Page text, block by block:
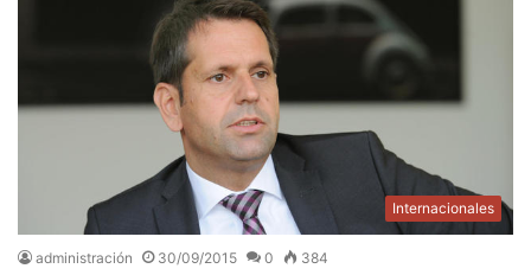
Internacionales
administración 30/09/2015 0 384